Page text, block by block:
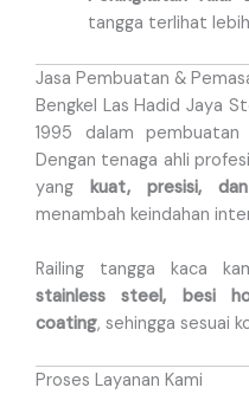
tangga terlihat
Jasa Pembuatan &
Bengkel Las Hadid Jaya
1995 dalam pembuatan
Dengan tenaga ahli
yang kuat, presisi,
menambah keindahan
Railing tangga kaca
stainless steel, besi
coating, sehingga sesuai
Proses Layanan Kami